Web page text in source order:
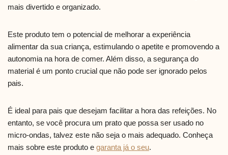
mais divertido e organizado.
Este produto tem o potencial de melhorar a experiência
alimentar da sua criança, estimulando o apetite e promovendo a
autonomia na hora de comer. Além disso, a segurança do
material é um ponto crucial que não pode ser ignorado pelos
pais.
É ideal para pais que desejam facilitar a hora das refeições. No
entanto, se você procura um prato que possa ser usado no
micro-ondas, talvez este não seja o mais adequado. Conheça
mais sobre este produto e garanta já o seu.